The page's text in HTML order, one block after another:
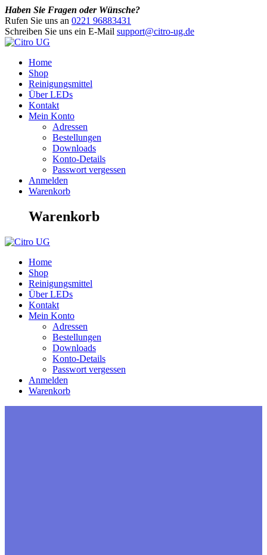
Haben Sie Fragen oder Wünsche?
Rufen Sie uns an 0221 96883431
Schreiben Sie uns ein E-Mail support@citro-ug.de
Home
Shop
Reinigungsmittel
Über LEDs
Kontakt
Mein Konto
Adressen
Bestellungen
Downloads
Konto-Details
Passwort vergessen
Anmelden
Warenkorb
Warenkorb
Home
Shop
Reinigungsmittel
Über LEDs
Kontakt
Mein Konto
Adressen
Bestellungen
Downloads
Konto-Details
Passwort vergessen
Anmelden
Warenkorb